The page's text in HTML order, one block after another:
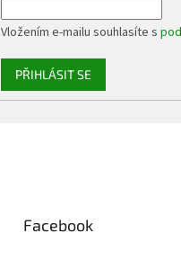
Vložením e-mailu souhlasíte s
PŘIHLÁSIT SE
Facebook